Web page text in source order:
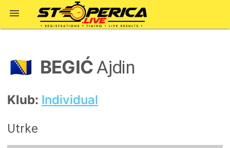

🇧🇦 BEGIĆAjdin
Klub: Individual
Utrke